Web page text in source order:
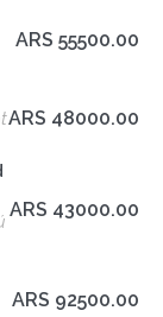
ARS 55500.00
ARS 48000.00
ARS 43000.00
ARS 92500.00